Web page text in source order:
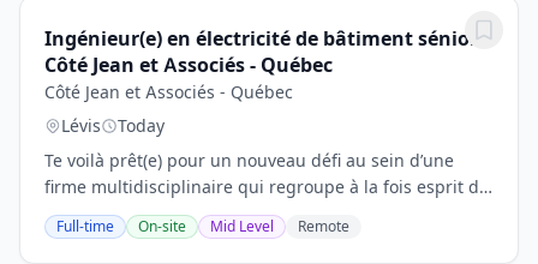
Ingénieur(e) en électricité de bâtiment sénior -
Côté Jean et Associés - Québec
Côté Jean et Associés - Québec
Lévis
Today
Te voilà prêt(e) pour un nouveau défi au sein d’une
firme multidisciplinaire qui regroupe à la fois esprit de
communauté dynamique, projets d’envergures et
conditions de travail prisées? Que ce soit...
Full-time On-site Mid Level Remote